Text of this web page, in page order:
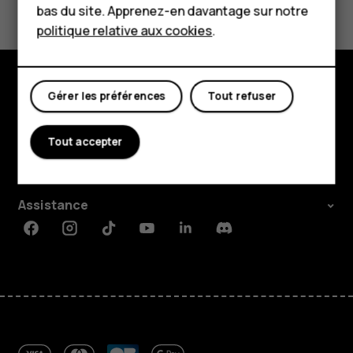
Mon compte
Oui Non
Boutique
À propos
Assistance
FacebookInstagramTiktokYoutubeLinkedinDiscord
bas du site. Apprenez-en davantage sur notre
politique relative aux cookies.
Tout refuser
Gérer les préférences
Tout accepter